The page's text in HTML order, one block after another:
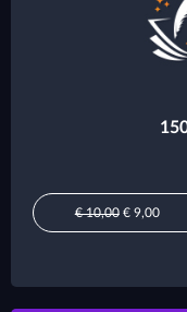
€ 10,00€ 9,00